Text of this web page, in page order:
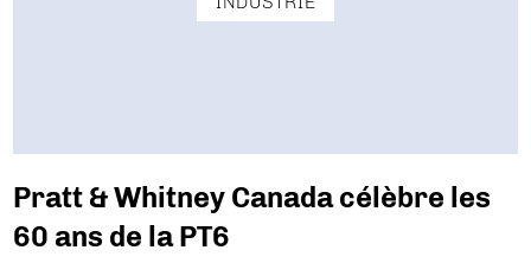
Pratt & Whitney Canada célèbre les
60 ans de la PT6